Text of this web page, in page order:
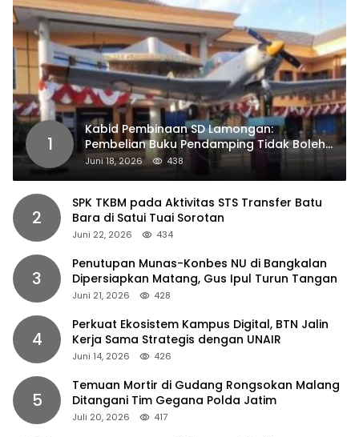
1
Kabid Pembinaan SD Lamongan:
Pembelian Buku Pendamping Tidak Boleh
Dipaksakan
Juni 18, 2026 438
2
SPK TKBM pada Aktivitas STS Transfer Batu
Bara di Satui Tuai Sorotan
Juni 22, 2026 434
3
Penutupan Munas-Konbes NU di Bangkalan
Dipersiapkan Matang, Gus Ipul Turun Tangan
Juni 21, 2026 428
4
Perkuat Ekosistem Kampus Digital, BTN Jalin
Kerja Sama Strategis dengan UNAIR
Juni 14, 2026 426
5
Temuan Mortir di Gudang Rongsokan Malang
Ditangani Tim Gegana Polda Jatim
Juli 20, 2026 417